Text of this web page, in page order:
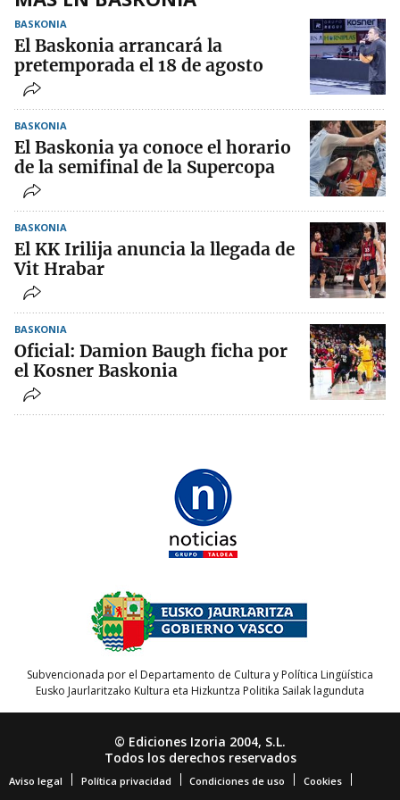
BASKONIA
El Baskonia arrancará la
pretemporada el 18 de agosto
BASKONIA
El Baskonia ya conoce el horario
de la semifinal de la Supercopa
BASKONIA
El KK Irilija anuncia la llegada de
Vit Hrabar
BASKONIA
Oficial: Damion Baugh ficha por
el Kosner Baskonia
Subvencionada por el Departamento de Cultura y Política Lingüística
Eusko Jaurlaritzako Kultura eta Hizkuntza Politika Sailak lagunduta
© Ediciones Izoria 2004, S.L.
Todos los derechos reservados
Aviso legal Política privacidad Condiciones de uso Cookies